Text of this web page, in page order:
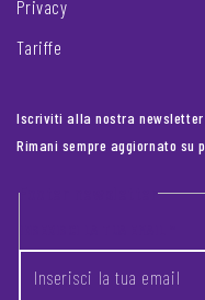
Privacy
Tariffe
Iscriviti alla nostra newsletter
Rimani sempre aggiornato su
Footer newsletter